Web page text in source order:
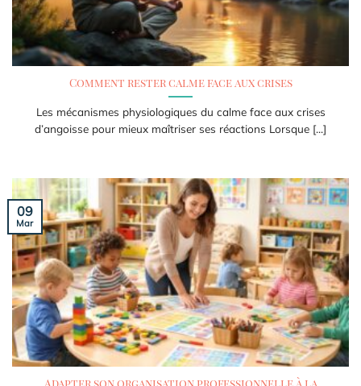
Comment rester calme face aux crises
Les mécanismes physiologiques du calme face aux crises
d’angoisse pour mieux maîtriser ses réactions Lorsque [...]
Adapter son organisation professionnelle à la
09
Mar